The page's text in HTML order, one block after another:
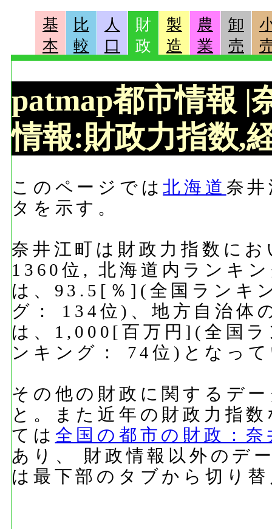
基
本
比
較
人
口
財
政
製
造
農
業
卸
売
patmap都市情報 |
情報:財政力指数,
このページでは北海道 奈
タを示す。
奈井江町は財政力指数に
1360位, 北海道内ランキ
は、93.5[％](全国ランキ
グ： 134位)、地方自治体
は、1,000[百万円](全国
ンキング： 74位)となっ
その他の財政に関するデ
と。また近年の財政力指
ては 全国の都市の財政：
あり、 財政情報以外のデ
は最下部のタブから切り